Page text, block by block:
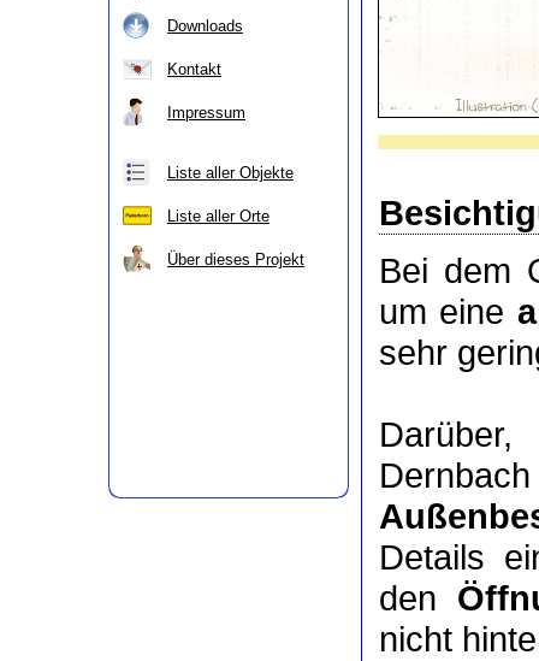
Downloads
Kontakt
Impressum
Liste aller Objekte
Liste aller Orte
Über dieses Projekt
Bei dem
um eine
sehr
Details
den
nicht